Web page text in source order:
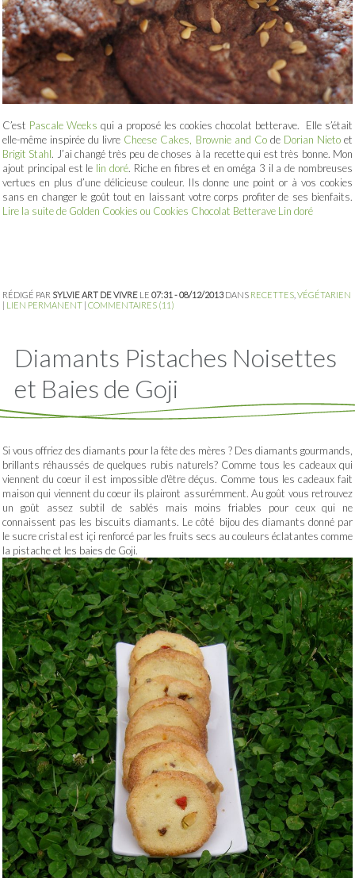
C’est Pascale Weeks qui a proposé les cookies chocolat betterave. Elle s’était
elle-même inspirée du livre Cheese Cakes, Brownie and Code Dorian Nietoet
Brigit Stahl. J’ai changé très peu de choses à la recette qui est très bonne. Mon
ajout principal est le lin doré. Riche en fibres et en oméga 3 il a de nombreuses
vertues en plus d’une délicieuse couleur. Ils donne une point or à vos cookies
sans en changer le goût tout en laissant votre corps profiter de ses bienfaits.
Lire la suite de Golden Cookies ou Cookies Chocolat Betterave Lin doré
RÉDIGÉ PAR SYLVIE ART DE VIVRE LE 07:31 - 08/12/2013DANS RECETTES VÉGÉTARIEN
| LIEN PERMANENT | COMMENTAIRES (11)
Diamants Pistaches Noisettes
et Baies de Goji
Si vous offriez des diamants pour la fête des mères ? Des diamants gourmands,
brillants réhaussés de quelques rubis naturels? Comme tous les cadeaux qui
viennent du coeur il est impossible d'être déçus. Comme tous les cadeaux fait
maison qui viennent du coeur ils plairont assurémment. Au goût vous retrouvez
un goût assez subtil de sablés mais moins friables pour ceux qui ne
connaissent pas les biscuits diamants. Le côté bijou des diamants donné par
le sucre cristal est içi renforcé par les fruits secs au couleurs éclatantes comme
la pistache et les baies de Goji.